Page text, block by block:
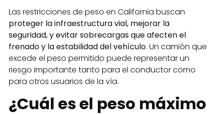
Las restricciones de peso en California buscan
proteger la infraestructura vial, mejorar la
seguridad, y evitar sobrecargas que afecten el
frenado y la estabilidad del vehículo. Un camión que
excede el peso permitido puede representar un
riesgo importante tanto para el conductor como
para otros usuarios de la vía.
¿Cuál es el peso máximo